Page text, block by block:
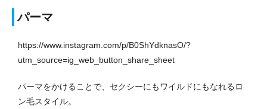
パーマ
https://www.instagram.com/p/B0ShYdknasO/?
utm_source=ig_web_button_share_sheet
パーマをかけることで、セクシーにもワイルドにもなれるロ
ン毛スタイル。